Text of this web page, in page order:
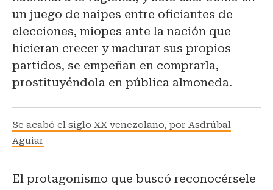
un juego de naipes entre oficiantes de
elecciones, miopes ante la nación que
hicieran crecer y madurar sus propios
partidos, se empeñan en comprarla,
prostituyéndola en pública almoneda.
Se acabó el siglo XX venezolano, por Asdrúbal
Aguiar
El protagonismo que buscó reconocérsele